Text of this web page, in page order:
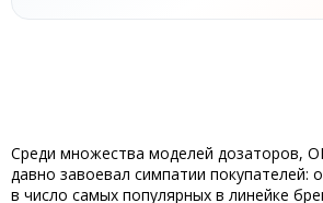
Среди множества моделей дозаторов,
давно завоевал симпатии покупателей:
в число самых популярных в линейке